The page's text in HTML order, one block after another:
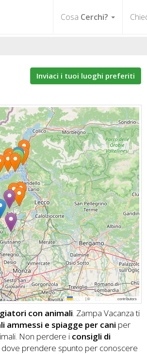
Cosa Cerchi?
Inviaci i tuoi luoghi preferiti
Leaflet |© OpenStreetMapcontributors
con animali. Zampa Vacanza ti
e spiagge per cani per
Non perdere i consigli di
dove prendere spunto per conoscere